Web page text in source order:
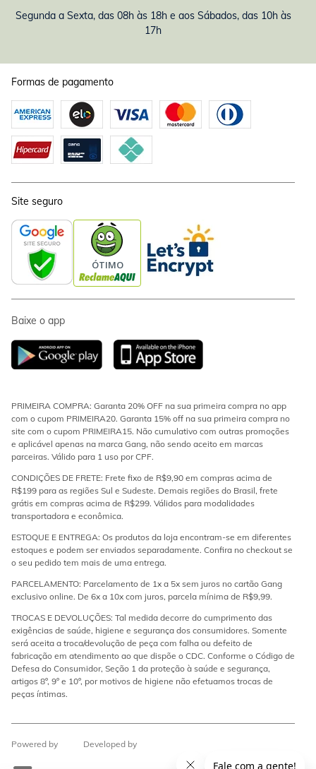
Segunda a Sexta, das 08h às 18h e aos Sábados, das 10h às
17h
Formas de pagamento
Site seguro
Baixe o app
PRIMEIRA COMPRA: Garanta 20% OFF na sua primeira compra no app
com o cupom PRIMEIRA20. Garanta 15% off na sua primeira compra no
site com o cupom PRIMEIRA15. Não cumulativo com outras promoções
e aplicável apenas na marca Gang, não sendo aceito em marcas
parceiras. Válido para 1 uso por CPF.
CONDIÇÕES DE FRETE: Frete fixo de R$9,90 em compras acima de
R$199 para as regiões Sul e Sudeste. Demais regiões do Brasil, frete
grátis em compras acima de R$299. Válidos para modalidades
transportadora e econômica.
ESTOQUE E ENTREGA: Os produtos da loja encontram-se em diferentes
estoques e podem ser enviados separadamente. Confira no checkout se
o seu pedido tem mais de uma entrega.
PARCELAMENTO: Parcelamento de 1x a 5x sem juros no cartão Gang
exclusivo online. De 6x a 10x com juros, parcela mínima de R$9,99.
TROCAS E DEVOLUÇÕES: Tal medida decorre do cumprimento das
exigências de saúde, higiene e segurança dos consumidores. Somente
será aceita a troca/devolução de peça com falha ou defeito de
fabricação em atendimento ao que dispõe o CDC. Conforme o Código de
Defesa do Consumidor, Seção 1 da proteção à saúde e segurança,
artigos 8º, 9º e 10º, por motivos de higiene não efetuamos trocas de
peças íntimas.
Powered by Developed by